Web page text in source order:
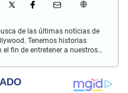
de las últimas noticias de
Tenemos historias
fin de entretener a nuestros